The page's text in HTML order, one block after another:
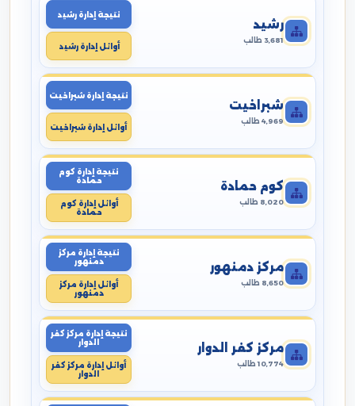
رشيد
3,681 طالب
نتيجة إدارة رشيد
أوائل إدارة رشيد
شبراخيت
4,969 طالب
نتيجة إدارة شبراخيت
أوائل إدارة شبراخيت
كوم حمادة
8,020 طالب
نتيجة إدارة كوم
حمادة
أوائل إدارة كوم
حمادة
مركز دمنهور
8,650 طالب
نتيجة إدارة مركز
دمنهور
أوائل إدارة مركز
دمنهور
مركز كفر الدوار
10,774 طالب
نتيجة إدارة مركز كفر
الدوار
أوائل إدارة مركز كفر
الدوار